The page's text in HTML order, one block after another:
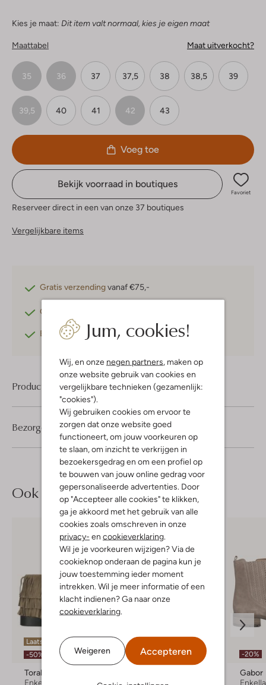
Jum, cookies!
Wij, en onze negen partners , maken op
onze website gebruik van cookies en
vergelijkbare technieken (gezamenlijk:
"cookies").
Wij gebruiken cookies om ervoor te
zorgen dat onze website goed
functioneert, om jouw voorkeuren op
te slaan, om inzicht te verkrijgen in
bezoekersgedrag en om een profiel op
te bouwen van jouw online gedrag voor
gepersonaliseerde advertenties. Door
op "Accepteer alle cookies" te klikken,
ga je akkoord met het gebruik van alle
cookies zoals omschreven in onze
privacy- en cookieverklaring
Wil je je voorkeuren wijzigen? Via de
cookieknop onderaan de pagina kun je
jouw toestemming ieder moment
intrekken. Wil je meer informatie of een
klacht indienen? Ga naar onze
cookieverklaring
Weigeren Accepteren
Kies je maat: Dit item valt normaal, kies je eigen maat
Maattabel Maat uitverkocht?
35 36 37 37,5 38 38,5 39
39,5 40 41 42 43
Voeg toe
Bekijk voorraad in boutiques
Favoriet
Reserveer direct in een van onze 37 boutiques
Vergelijkbare items
Gratis verzendingvanaf €75,-
Gratis retourneren
Betaal achterafmet Klarna
Product informatie
Bezorgen & retourneren
Ook iets voor jou?
Laatste maten
-50%
Toral
Enkellaarsjes
-50%
Enkellaarsjes
-20%
Gabor